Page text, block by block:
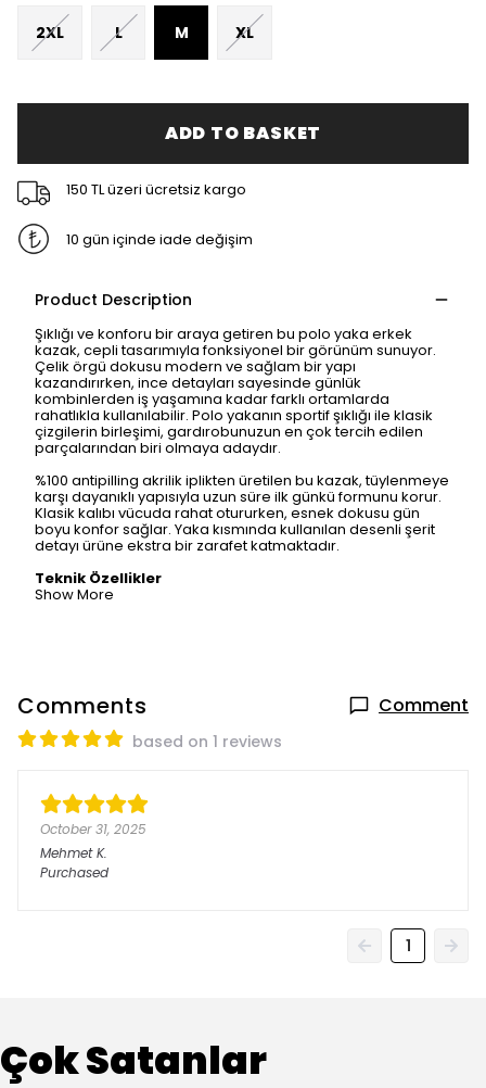
2XL L M XL
ADD TO BASKET
150 TL üzeri ücretsiz kargo
10 gün içinde iade değişim
Product Description
Şıklığı ve konforu bir araya getiren bu polo yaka erkek
kazak, cepli tasarımıyla fonksiyonel bir görünüm sunuyor.
Çelik örgü dokusu modern ve sağlam bir yapı
kazandırırken, ince detayları sayesinde günlük
kombinlerden iş yaşamına kadar farklı ortamlarda
rahatlıkla kullanılabilir. Polo yakanın sportif şıklığı ile klasik
çizgilerin birleşimi, gardırobunuzun en çok tercih edilen
parçalarından biri olmaya adaydır.
%100 antipilling akrilik iplikten üretilen bu kazak, tüylenmeye
karşı dayanıklı yapısıyla uzun süre ilk günkü formunu korur.
Klasik kalıbı vücuda rahat otururken, esnek dokusu gün
boyu konfor sağlar. Yaka kısmında kullanılan desenli şerit
detayı ürüne ekstra bir zarafet katmaktadır.
Teknik Özellikler
Show More
Comments Comment
based on 1 reviews
October 31, 2025
Mehmet K.
Purchased
1
Çok Satanlar